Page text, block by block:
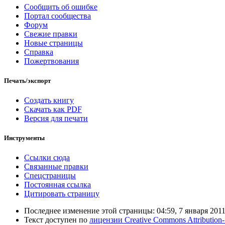
Сообщить об ошибке
Портал сообщества
Форум
Свежие правки
Новые страницы
Справка
Пожертвования
Печать/экспорт
Создать книгу
Скачать как PDF
Версия для печати
Инструменты
Ссылки сюда
Связанные правки
Спецстраницы
Постоянная ссылка
Цитировать страницу
Последнее изменение этой страницы: 04:59, 7 января
Текст доступен по лицензии Creative Commons